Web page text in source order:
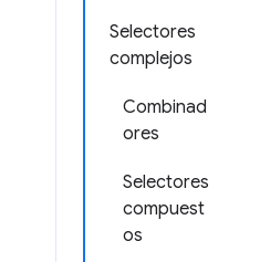
Selectores
complejos
Combinad
ores
Selectores
compuest
os